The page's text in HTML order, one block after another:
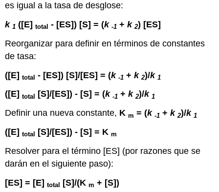
es igual a la tasa de desglose:
k 1 ([E]total - [ES]) [S] = (k-1 +k 2) [ES]
Reorganizar para definir en términos de constantes
de tasa:
([E]total - [ES]) [S]/[ES] = (k -1 +k 2)/k 1
([E]total [S]/[ES]) - [S] = (k -1 +k 2)/k 1
Definir una nueva constante, Km = (k -1 +k 2)/k 1
([E]total [S]/[ES]) - [S] = Km
Resolver para el término [ES] (por razones que se
darán en el siguiente paso):
[ES] = [E]total [S]/(Km + [S])